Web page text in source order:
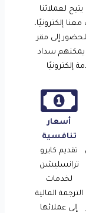
يتيح لعملائنا
إلكترونيًا،
إلى مقر
يمكنهم سداد
إلكترونيًا
أسعار
تنافسية
تقديم كايرو
ترانسليشن
لخدمات
الترجمة المالية
إلى عملائها